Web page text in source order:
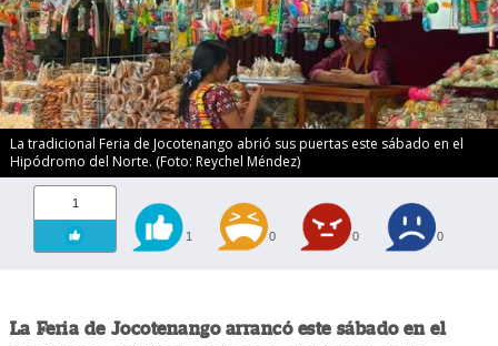
La tradicional Feria de Jocotenango abrió sus puertas este sábado en el
Hipódromo del Norte. (Foto: Reychel Méndez)
1
1 0 0 0
La Feria de Jocotenango arrancó este sábado en el